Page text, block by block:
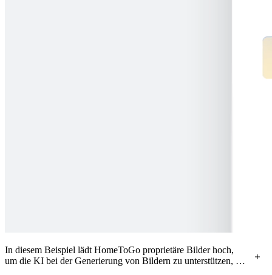
In diesem Beispiel lädt HomeToGo proprietäre Bilder hoch,
um die KI bei der Generierung von Bildern zu unterstützen, die